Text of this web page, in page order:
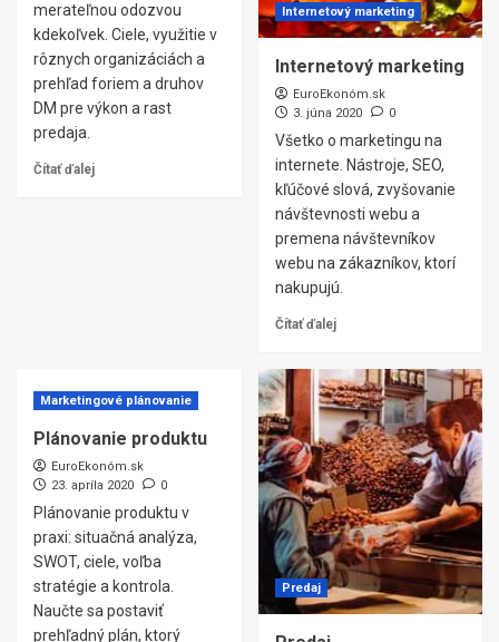
merateľnou odozvou
kdekoľvek. Ciele, využitie v
rôznych organizáciách a
prehľad foriem a druhov
DM pre výkon a rast
predaja.
Čítať ďalej
Internetový marketing
Internetový marketing
EuroEkonóm.sk
3. júna 2020
0
Všetko o marketingu na
internete. Nástroje, SEO,
kľúčové slová, zvyšovanie
návštevnosti webu a
premena návštevníkov
webu na zákazníkov, ktorí
nakupujú.
Čítať ďalej
Marketingové plánovanie
Plánovanie produktu
EuroEkonóm.sk
23. apríla 2020
0
Plánovanie produktu v
praxi: situačná analýza,
SWOT, ciele, voľba
stratégie a kontrola.
Naučte sa postaviť
prehľadný plán, ktorý
Predaj